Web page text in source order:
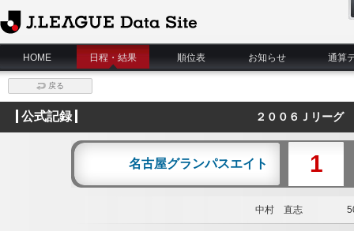
J.League Data Site
HOME
日程・結果 順位表 お知らせ 通算
戻る
公式記録 ２００６Ｊリーグ
名古屋グランパスエイト 1
中村 直志